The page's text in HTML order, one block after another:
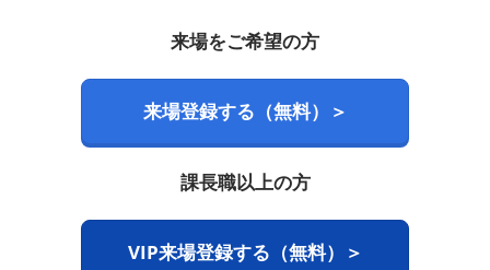
来場をご希望の方
来場登録する（無料）＞
課長職以上の方
VIP来場登録する（無料）＞